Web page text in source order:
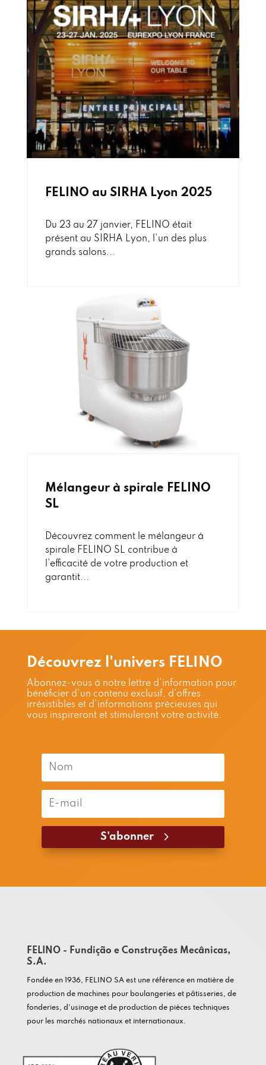
FELINO au SIRHA Lyon 2025
Du 23 au 27 janvier, FELINO était
présent au SIRHA Lyon, l'un des plus
grands salons...
Mélangeur à spirale FELINO
SL
Découvrez comment le mélangeur à
spirale FELINO SL contribue à
l'efficacité de votre production et
garantit...
Découvrez l'univers FELINO
Abonnez-vous à notre lettre d'information pour
bénéficier d'un contenu exclusif, d'offres
irrésistibles et d'informations précieuses qui
vous inspireront et stimuleront votre activité.
S'abonner
FELINO - Fundição e Construções Mecânicas,
S.A.
Fondée en 1936, FELINO SA est une référence en matière de
production de machines pour boulangeries et pâtisseries, de
fonderies, d'usinage et de production de pièces techniques
pour les marchés nationaux et internationaux.